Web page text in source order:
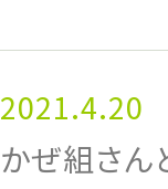
2021.4.20
かぜ組さん